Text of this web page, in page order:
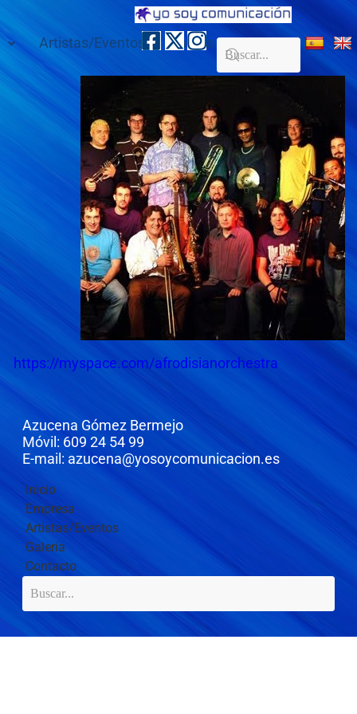
Artistas/Eventos Galería Contacto
https://myspace.com/afrodisianorchestra
Azucena Gómez Bermejo
Móvil: 609 24 54 99
E-mail: azucena@yosoycomunicacion.es
Inicio
Empresa
Artistas/Eventos
Galería
Contacto